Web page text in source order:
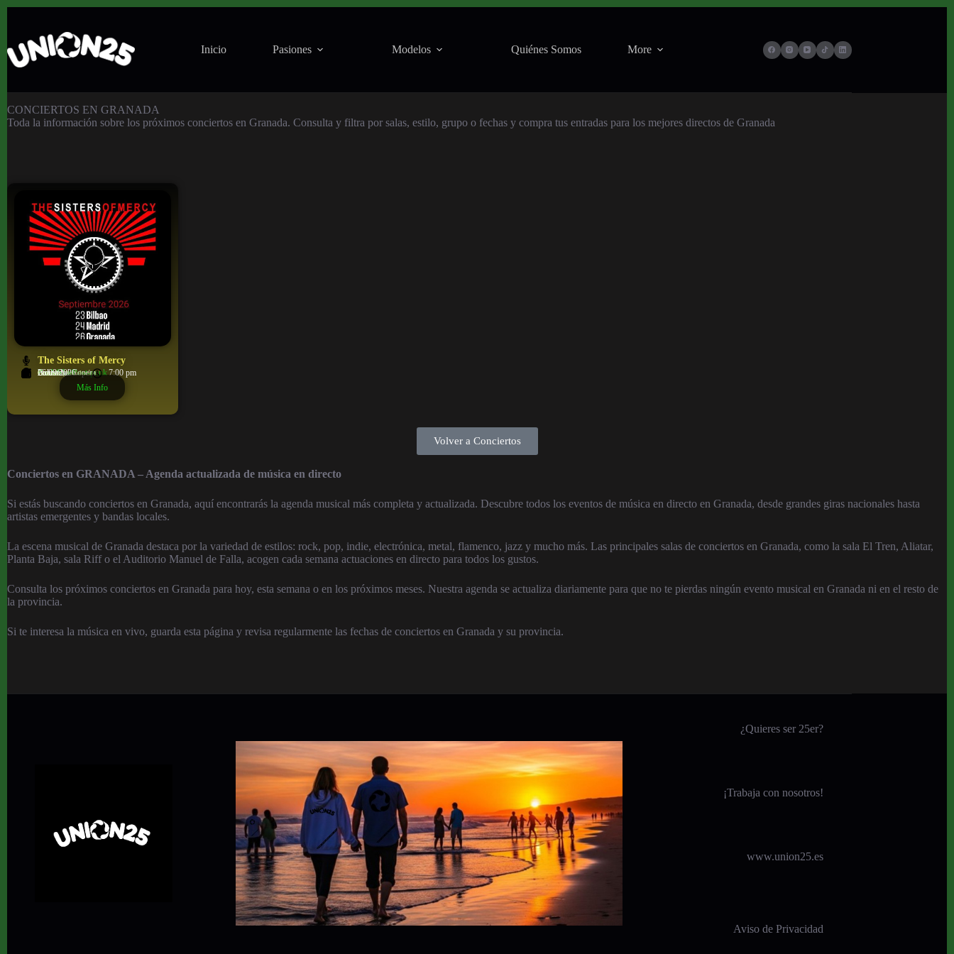
Inicio Pasiones Modelos Quiénes Somos More
Conciertos en Granada
CONCIERTOS EN GRANADA
Toda la información sobre los próximos conciertos en Granada. Consulta y filtra por salas, estilo, grupo o fechas y compra tus entradas para los mejores directos de Granada
The Sisters of Mercy
Punk/Ska/Post-punk
Industrial Copera
Granada
Granada (Andalucía)
26/09/2026
7:00 pm
Más Info
Volver a Conciertos
Conciertos en GRANADA – Agenda actualizada de música en directo
Si estás buscando conciertos en Granada, aquí encontrarás la agenda musical más completa y actualizada. Descubre todos los eventos de música en directo en Granada, desde grandes giras nacionales hasta
artistas emergentes y bandas locales.
La escena musical de Granada destaca por la variedad de estilos: rock, pop, indie, electrónica, metal, flamenco, jazz y mucho más. Las principales salas de conciertos en Granada, como la sala El Tren, Aliatar,
Planta Baja, sala Riff o el Auditorio Manuel de Falla, acogen cada semana actuaciones en directo para todos los gustos.
Consulta los próximos conciertos en Granada para hoy, esta semana o en los próximos meses. Nuestra agenda se actualiza diariamente para que no te pierdas ningún evento musical en Granada ni en el resto de
la provincia.
Si te interesa la música en vivo, guarda esta página y revisa regularmente las fechas de conciertos en Granada y su provincia.
¿Quieres ser 25er?
¡Trabaja con nosotros!
www.union25.es
Aviso de Privacidad